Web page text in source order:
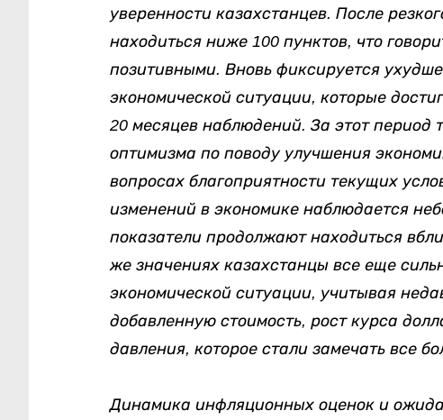
уверенности казахстанцев. После
находиться ниже 100 пунктов, что
позитивными. Вновь фиксируется
экономической ситуации, которые
20 месяцев наблюдений. За этот
оптимизма по поводу улучшения
вопросах благоприятности текущих
изменений в экономике наблюдается
показатели продолжают находиться
же значениях казахстанцы все еще
экономической ситуации, учитывая
добавленную стоимость, рост курса
давления, которое стали замечать все
Динамика инфляционных оценок и